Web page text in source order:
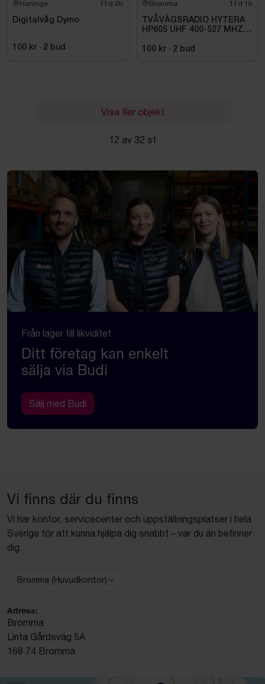
Haninge 11d 2h
Digitalvåg Dymo
100 kr · 2 bud
Bromma 11d 1h
TVÅVÄGSRADIO HYTERA
HP605 UHF 400-527 MHZ
100 kr · 2 bud
Visa fler objekt
12 av 32 st
Från lager till likviditet
Ditt företag kan enkelt
sälja via Budi
Sälj med Budi
Vi finns där du finns
Vi har kontor, servicecenter och uppställningsplatser i hela
Sverige för att kunna hjälpa dig snabbt – var du än befinner
dig.
Välj anläggning:
Bromma (Huvudkontor)
Adress:
Bromma
Linta Gårdsväg 5A
168 74 Bromma